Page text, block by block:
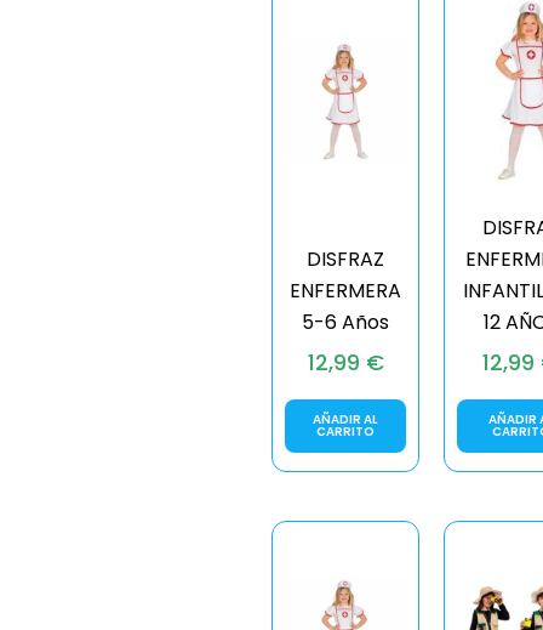
DISFRAZ
ENFERMERA
5-6 Años
12,99 €
AÑADIR AL
CARRITO
12
12,99
AÑADIR